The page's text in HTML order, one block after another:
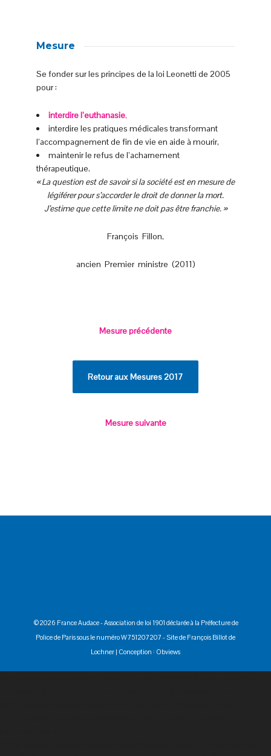
Mesure
Se fonder sur les principes de la loi Leonetti de 2005
pour :
interdire l’euthanasie,
interdire les pratiques médicales transformant
l’accompagnement de fin de vie en aide à mourir,
maintenir le refus de l’acharnement
thérapeutique.
« La question est de savoir si la société est en mesure de
légiférer pour s’accorder le droit de donner la mort.
J’estime que cette limite ne doit pas être franchie. »
François Fillon,
ancien Premier ministre (2011)
Mesure précédente
Retour aux Mesures 2017
Mesure suivante
©2026 France Audace - Association de loi 1901 déclarée à la Préfecture de
Police de Paris sous le numéro W751207207 -Site de François Billot de
Lochner | Conception : Obviews